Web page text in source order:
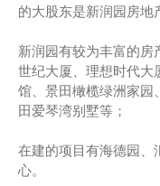
的大股东是新润园房地
新润园有较为丰富的房
世纪大厦、理想时代大
馆、景田橄榄绿洲家园
田爱琴湾别墅等；
在建的项目有海德园、
心。